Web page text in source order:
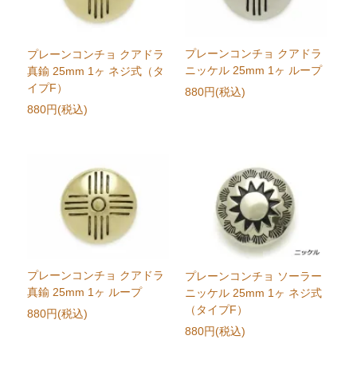
プレーンコンチョ クアドラ
真鍮 25mm 1ヶ ネジ式（タ
イプF）
880円(税込)
プレーンコンチョ クアドラ
ニッケル 25mm 1ヶ ループ
880円(税込)
プレーンコンチョ クアドラ
真鍮 25mm 1ヶ ループ
880円(税込)
プレーンコンチョ ソーラー
ニッケル 25mm 1ヶ ネジ式
（タイプF）
880円(税込)